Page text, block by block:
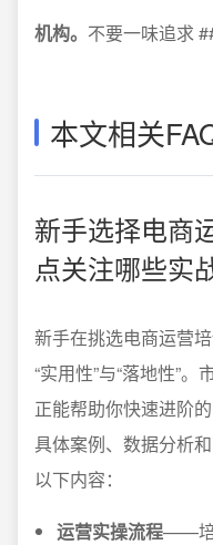
机构。 不要一味追求
本文相关
新手选择电商
点关注哪些实
新手在挑选电商运营
“实用性”与“落地性”
正能帮助你快速进阶
具体案例、数据分析
以下内容：
运营实操流程——培